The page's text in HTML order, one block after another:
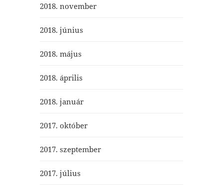
2018. november
2018. június
2018. május
2018. április
2018. január
2017. október
2017. szeptember
2017. július